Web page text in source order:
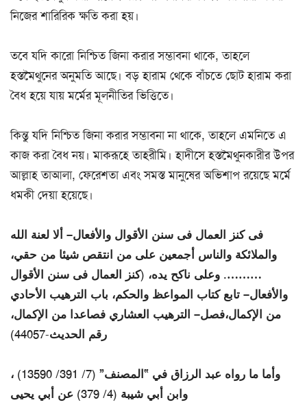
নিজের শারিরিক ক্ষতি করা হয়।
তবে যদি কারো নিশ্চিত জিনা করার সম্ভাবনা থাকে, তাহলে
হস্তমৈথুনের অনুমতি আছে। বড় হারাম থেকে বাঁচতে ছোট হারাম করা
বৈধ হয়ে যায় মর্মের মূলনীতির ভিত্তিতে।
কিন্তু যদি নিশ্চিত জিনা করার সম্ভাবনা না থাকে, তাহলে এমনিতে এ
কাজ করা বৈধ নয়। মাকরূহে তাহরীমি। হাদীসে হস্তমৈথুনকারীর উপর
আল্লাহ তাআলা, ফেরেশতা এবং সমস্ত মানুষের অভিশাপ রয়েছে মর্মে
ধমকী দেয়া হয়েছে।
فى كنز العمال فى سنن الأقوال والأفعال– ألا لعنة الله
والملائكة والناس أجمعين على من انتقص شيئا من حقي،
………. وعلى ناكح يده، (كنز العمال فى سنن الأقوال
والأفعال– تابع كتاب المواعظ والحكم، باب الترهيب الأحادي
من الإكمال،فصل– الترهيب العشاري فصاعدا من الإكمال،
رقم الحديث-44057)
وأما ما رواه عبد الرزاق في “المصنف” (7/ 391/ 13590) ،
وابن أبي شيبة (4/ 379) عن أبي يحيى